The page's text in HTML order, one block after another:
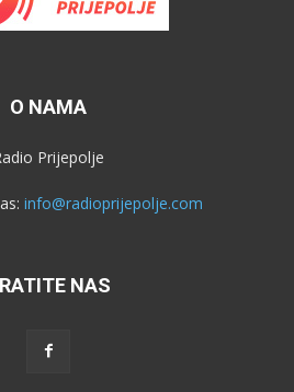
O NAMA
Prijepolje
info@radioprijepolje.com
NAS